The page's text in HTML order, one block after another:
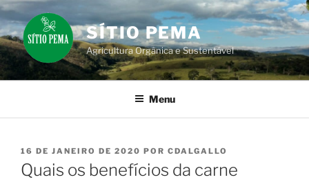
Pular
para
o
conteúdo
SÍTIO PEMA
Agricultura Orgânica e Sustentável
Menu
PUBLICADO
EM
16 DE JANEIRO DE 2020 POR CDALGALLO
Quais os benefícios da carne